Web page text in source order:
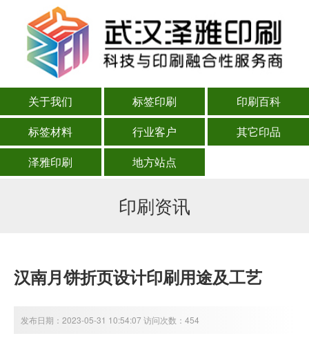
关于我们 标签印刷
印刷百科
标签材料
行业客户
其它印品
泽雅印刷
地方站点
印刷资讯
汉南月饼折页设计印刷用途及工艺
发布日期：2023-05-31 10:54:07 访问次数：454